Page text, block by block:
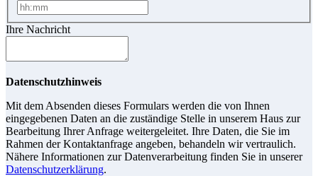
Ihre Nachricht
Datenschutzhinweis
Mit dem Absenden dieses Formulars werden die von Ihnen
eingegebenen Daten an die zuständige Stelle in unserem Haus zur
Bearbeitung Ihrer Anfrage weitergeleitet. Ihre Daten, die Sie im
Rahmen der Kontaktanfrage angeben, behandeln wir vertraulich.
Nähere Informationen zur Datenverarbeitung finden Sie in unserer
Datenschutzerklärung.